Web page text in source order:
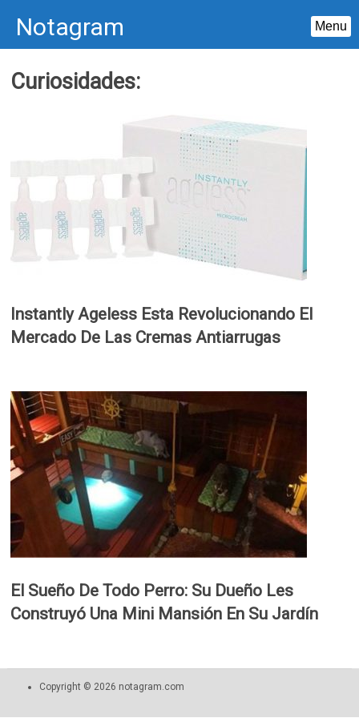
Notagram Menu
toCuriosidades:
Instantly Ageless Esta Revolucionando El
Mercado De Las Cremas Antiarrugas
El Sueño De Todo Perro: Su Dueño Les
Construyó Una Mini Mansión En Su Jardín
Copyright © 2026 notagram.com